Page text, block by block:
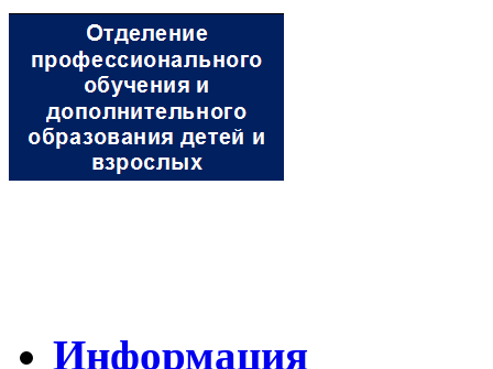
Информация